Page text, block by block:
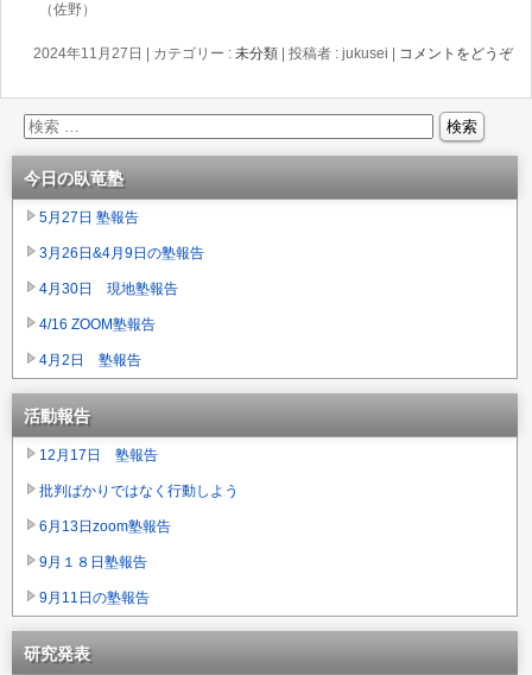
（佐野）
2024年11月27日 カテゴリー :未分類 |投稿者 : jukusei コメントをどうぞ
今日の臥竜塾
5月27日 塾報告
3月26日&4月9日の塾報告
4月30日 現地塾報告
4/16 ZOOM塾報告
4月2日 塾報告
活動報告
12月17日 塾報告
批判ばかりではなく行動しよう
6月13日zoom塾報告
9月１８日塾報告
9月11日の塾報告
研究発表